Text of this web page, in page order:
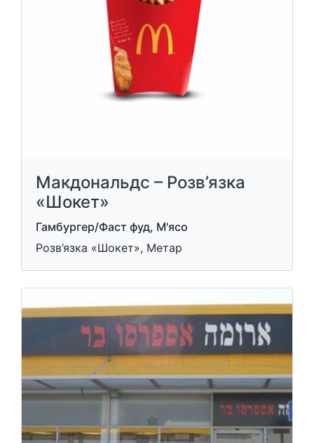
Макдональдс – Розв’язка
«Шокет»
Гамбургер/Фаст фуд, М'ясо
Розв’язка «Шокет», Метар